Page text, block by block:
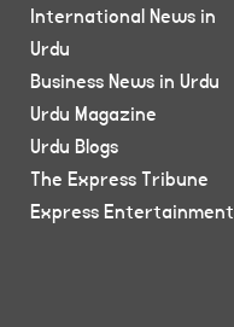
International News in
Urdu
Business News in Urdu
Urdu Magazine
Urdu Blogs
The Express Tribune
Express Entertainment